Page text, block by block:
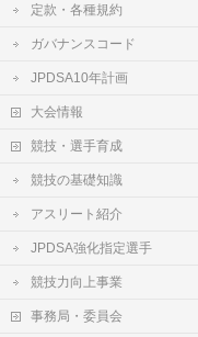
定款・各種規約
ガバナンスコード
JPDSA10年計画
大会情報
競技・選手育成
競技の基礎知識
アスリート紹介
JPDSA強化指定選手
競技力向上事業
事務局・委員会